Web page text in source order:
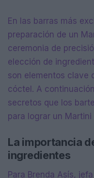
En las barras más
preparación de un
ceremonia de
elección de
son elementos clave
cóctel. A
secretos que los
para lograr un Martini
La importancia
ingredientes
Para Brenda Asís,